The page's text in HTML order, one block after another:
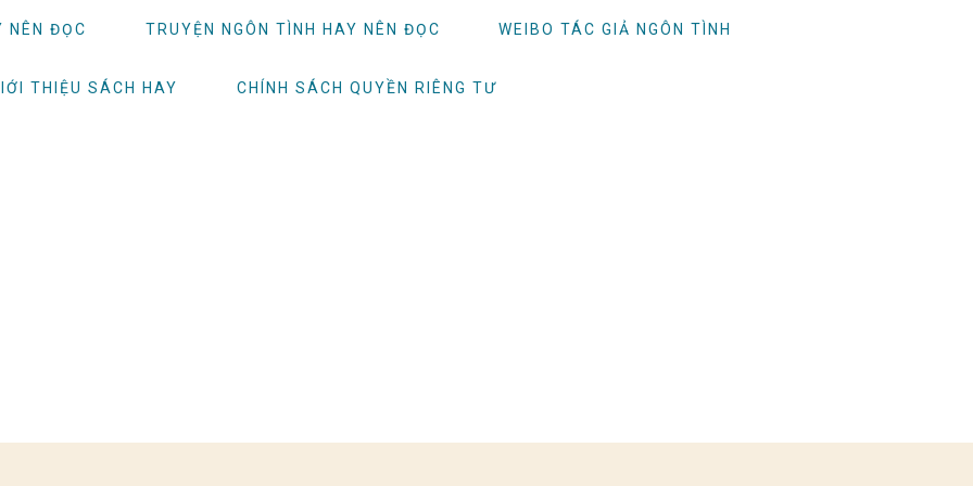
NÊN ĐỌC TRUYỆN NGÔN TÌNH HAY NÊN ĐỌC WEIBO TÁC GIẢ NGÔN TÌNH
THIỆU SÁCH HAY CHÍNH SÁCH QUYỀN RIÊNG TƯ